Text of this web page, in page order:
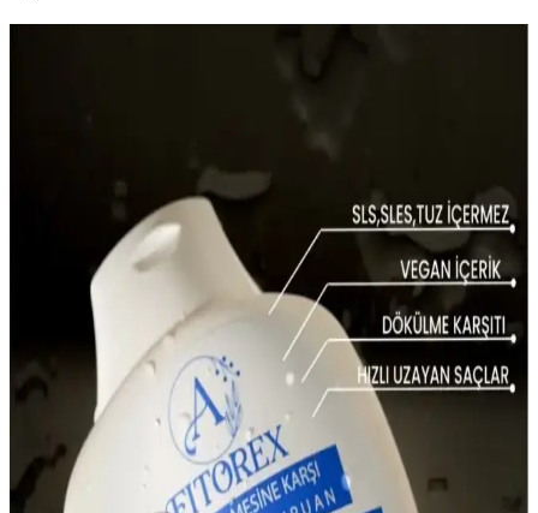
dökülmesine karşı etkili, kullanımı kolay ve vegan formülüyle saç
sağlığını destekleyen bir saç bakım ürünüdür.
Aizen Kolajen Biotin Şampuanı: Saç Sağlığını
Destekleyen Güçlü Formül ve Kullanıcı Deneyimleri
Aizen kolajen biotin şampuanı, saçların elastikiyetini artırır,
dökülmeyi engeller ve parlaklık sağlar. Düzenli kullanımda sağlıklı
ve güçlü saçlara ulaşmanıza yardımcı olur.
LAND OF MYTH Siyah Silikon Saç Derisi Masaj
Fırçası Sağlıklı Saçlar İçin Uygun Bir Bakım Aracı
LAND OF MYTH silikon dişli saç derisi masaj fırçası, nazikçe
masaj yapar, saç derisini temizler ve kepek ile saç dökülmesini
azaltır, saçlarınızın sağlığını destekler.